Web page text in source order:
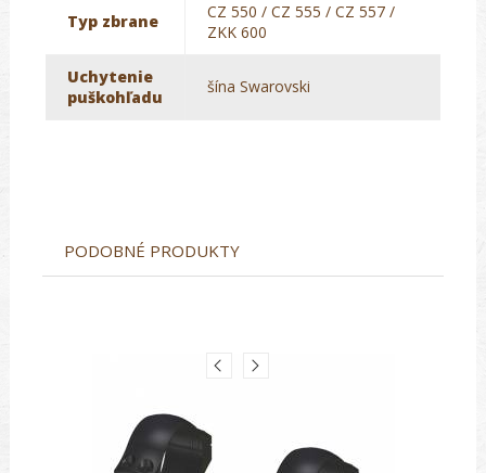
Typ zbrane
CZ 550 / CZ 555 / CZ 557 /
ZKK 600
Uchytenie
puškohľadu
šína Swarovski
PODOBNÉ PRODUKTY